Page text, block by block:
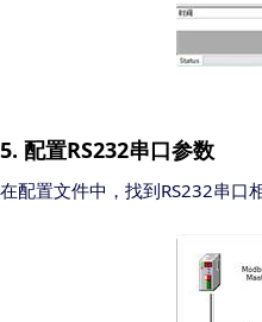
5. 配置RS232串口参数
在配置文件中，找到 RS232串口